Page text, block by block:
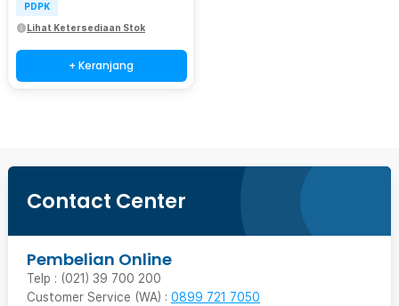
PDPK
Lihat Ketersediaan Stok
+ Keranjang
Contact Center
Pembelian Online
Telp : (021) 39 700 200
Customer Service (WA) : 0899 721 7050